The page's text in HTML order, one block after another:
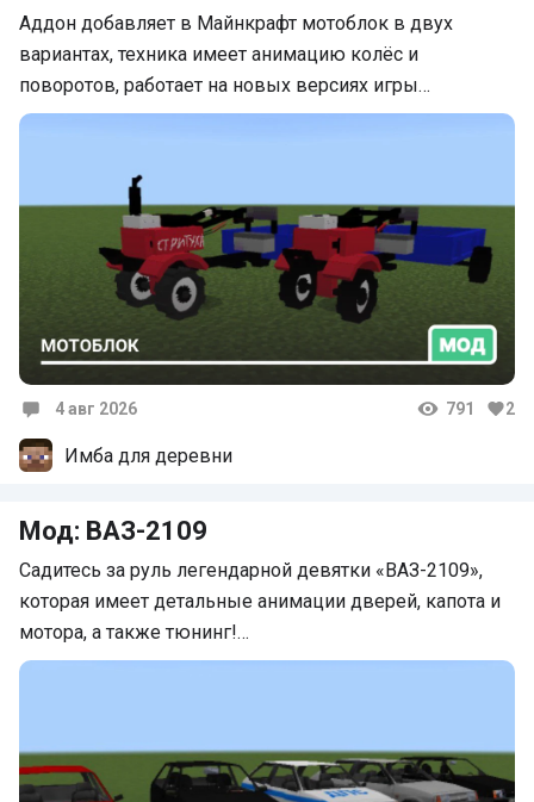
Аддон добавляет в Майнкрафт мотоблок в двух
вариантах, техника имеет анимацию колёс и
поворотов, работает на новых версиях игры…
4 авг 2026 791 2
Имба для деревни
Мод: ВАЗ-2109
Садитесь за руль легендарной девятки «ВАЗ-2109»,
которая имеет детальные анимации дверей, капота и
мотора, а также тюнинг!…